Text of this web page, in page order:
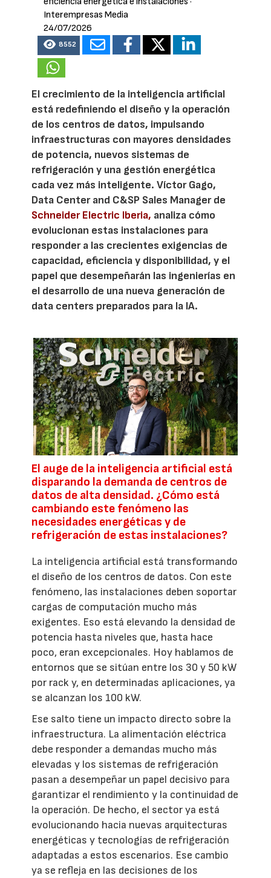
Interempresas Media
24/07/2026
8552
El crecimiento de la inteligencia artificial
está redefiniendo el diseño y la operación
de los centros de datos, impulsando
infraestructuras con mayores densidades
de potencia, nuevos sistemas de
refrigeración y una gestión energética
cada vez más inteligente. Víctor Gago,
Data Center and C&SP Sales Manager de
Schneider Electric Iberia, analiza cómo
evolucionan estas instalaciones para
responder a las crecientes exigencias de
capacidad, eficiencia y disponibilidad, y el
papel que desempeñarán las ingenierías en
el desarrollo de una nueva generación de
data centers preparados para la IA.
El auge de la inteligencia artificial está
disparando la demanda de centros de
datos de alta densidad. ¿Cómo está
cambiando este fenómeno las
necesidades energéticas y de
refrigeración de estas instalaciones?
La inteligencia artificial está transformando
el diseño de los centros de datos. Con este
fenómeno, las instalaciones deben soportar
cargas de computación mucho más
exigentes. Eso está elevando la densidad de
potencia hasta niveles que, hasta hace
poco, eran excepcionales. Hoy hablamos de
entornos que se sitúan entre los 30 y 50 kW
por rack y, en determinadas aplicaciones, ya
se alcanzan los 100 kW.
Ese salto tiene un impacto directo sobre la
infraestructura. La alimentación eléctrica
debe responder a demandas mucho más
elevadas y los sistemas de refrigeración
pasan a desempeñar un papel decisivo para
garantizar el rendimiento y la continuidad de
la operación. De hecho, el sector ya está
evolucionando hacia nuevas arquitecturas
energéticas y tecnologías de refrigeración
adaptadas a estos escenarios. Ese cambio
ya se refleja en las decisiones de los